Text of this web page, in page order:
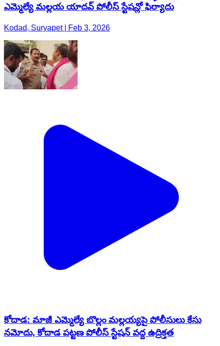
ఎమ్మెల్యే మల్లయ యాదవ్ పోలీస్ స్టేషన్లో ఫిర్యాదు
Kodad, Suryapet | Feb 3, 2026
కోదాడ: మాజీ ఎమ్మెల్యే బొల్లం మల్లయ్యపై పోలీసులు కేసు
నమోదు, కోదాడ పట్టణ పోలీస్ స్టేషన్ వద్ద ఉద్రిక్తత